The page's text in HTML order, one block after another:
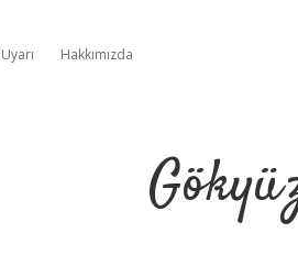
Hakkımızda